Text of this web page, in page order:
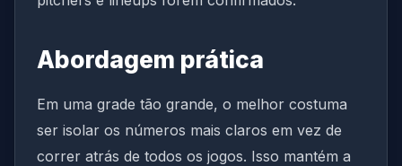
Abordagem prática
Em uma grade tão grande, o melhor costuma
ser isolar os números mais claros em vez de
correr atrás de todos os jogos. Isso mantém a